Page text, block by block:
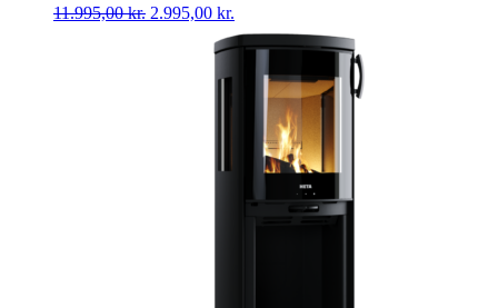
11.995,00kr. Den
2.995,00 kr.
aktuelle
pris
2.995,00 kr..